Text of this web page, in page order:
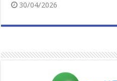
30/04/2026